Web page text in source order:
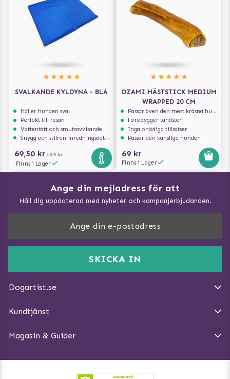
SVALKANDE KYLDYNA - BLÅ
Håller hunden sval
Perfekt till resan
Vattentätt och smutsavvisande
Snygg och stilren inredningsdetalj
69,50 kr 139 kr
Finns i Lager
OZAMI HÄSTSTICK MEDIUM
WRAPPED 20 CM
Passar även den mest kräsna hunden
Förebygger tandsten
Inga onödiga tillsatser
Passar den känsliga hunden
69 kr
Finns i Lager
Ange din mejladress för att
Håll dig uppdaterad med nyheter och kampanjerbjudanden.
SKICKA IN
Dogartist.se
DogArtist.se drivs av:
E-post:info@dogartist.se
Kundtjänst
Ångra Köp
Magasin & Guider
Vad kan hundar äta?
Träna Nose Work hemma
Så gör du promenaden roligare
Hundbäddar